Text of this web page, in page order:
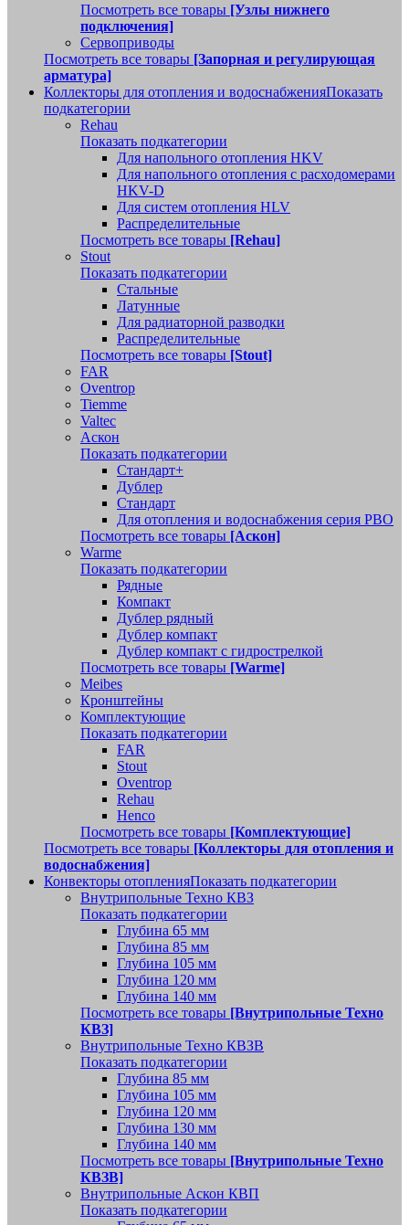
Посмотреть все товары [Узлы нижнего
подключения]
Сервоприводы
Посмотреть все товары [Запорная и регулирующая
арматура]
Коллекторы для отопления и водоснабженияПоказать
подкатегории
Rehau
Показать подкатегории
Для напольного отопления HKV
Для напольного отопления с расходомерами
HKV-D
Для систем отопления HLV
Распределительные
Посмотреть все товары [Rehau]
Stout
Показать подкатегории
Стальные
Латунные
Для радиаторной разводки
Распределительные
Посмотреть все товары [Stout]
FAR
Oventrop
Tiemme
Valtec
Аскон
Показать подкатегории
Стандарт+
Дублер
Стандарт
Для отопления и водоснабжения серия РВО
Посмотреть все товары [Аскон]
Warme
Показать подкатегории
Рядные
Компакт
Дублер рядный
Дублер компакт
Дублер компакт с гидрострелкой
Посмотреть все товары [Warme]
Meibes
Кронштейны
Комплектующие
Показать подкатегории
FAR
Stout
Oventrop
Rehau
Henco
Посмотреть все товары [Комплектующие]
Посмотреть все товары [Коллекторы для отопления и
водоснабжения]
Конвекторы отопленияПоказать подкатегории
Внутрипольные Техно КВЗ
Показать подкатегории
Глубина 65 мм
Глубина 85 мм
Глубина 105 мм
Глубина 120 мм
Глубина 140 мм
Посмотреть все товары [Внутрипольные Техно
КВЗ]
Внутрипольные Техно КВЗВ
Показать подкатегории
Глубина 85 мм
Глубина 105 мм
Глубина 120 мм
Глубина 130 мм
Глубина 140 мм
Посмотреть все товары [Внутрипольные Техно
КВЗВ]
Внутрипольные Аскон КВП
Показать подкатегории